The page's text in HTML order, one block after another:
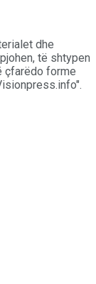
dhe
të shtypen
çfarëdo forme